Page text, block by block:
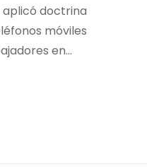
aplicó doctrina
móviles
en…